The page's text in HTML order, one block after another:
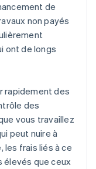
de
non payés
ont de longs
rapidement des
des
vous travaillez
peut nuire à
les frais liés à ce
élevés que ceux